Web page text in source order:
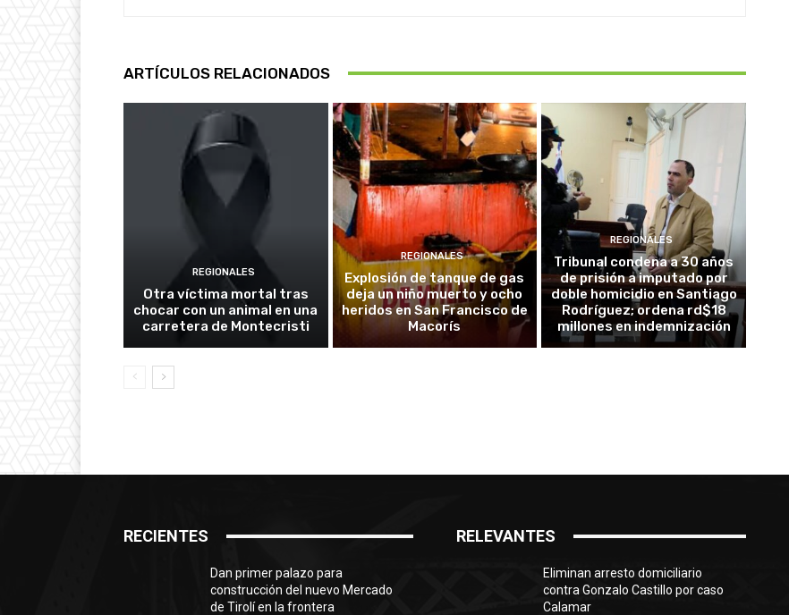
ARTÍCULOS RELACIONADOS
REGIONALES
Otra víctima mortal tras
chocar con un animal en una
carretera de Montecristi
REGIONALES
Explosión de tanque de gas
deja un niño muerto y ocho
heridos en San Francisco de
Macorís
REGIONALES
Tribunal condena a 30 años
de prisión a imputado por
doble homicidio en Santiago
Rodríguez; ordena rd$18
millones en indemnización
RECIENTES
Dan primer palazo para
construcción del nuevo Mercado
de Tirolí en la frontera
RELEVANTES
Eliminan arresto domiciliario
contra Gonzalo Castillo por caso
Calamar